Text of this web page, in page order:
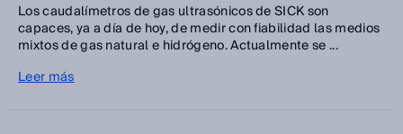
Los caudalímetros de gas ultrasónicos de SICK son
capaces, ya a día de hoy, de medir con fiabilidad las medios
mixtos de gas natural e hidrógeno. Actualmente se ...
Leer más